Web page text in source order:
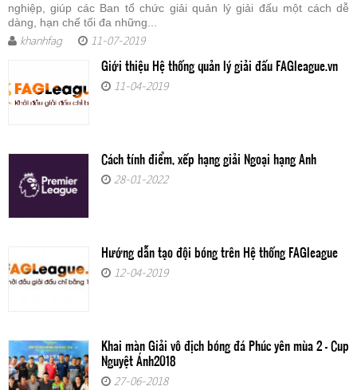
nghiệp, giúp các Ban tổ chức giải quản lý giải đấu một cách dễ
dàng, hạn chế tối đa những...
khanhfag 11-07-2019
Giới thiệu Hệ thống quản lý giải đấu FAGleague.vn
11-04-2019
Cách tính điểm, xếp hạng giải Ngoại hạng Anh
28-01-2022
Hướng dẫn tạo đội bóng trên Hệ thống FAGleague
12-04-2019
Khai màn Giải vô địch bóng đá Phúc yên mùa 2 - Cup
Nguyệt Ánh2018
27-06-2018